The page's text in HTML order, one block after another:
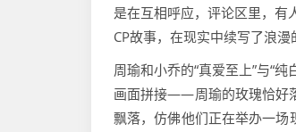
是在互相呼应，评论区里，有
CP故事，在现实中续写了浪漫
周瑜和小乔的“真爱至上”与“
画面拼接——周瑜的玫瑰恰好
飘落，仿佛他们正在举办一